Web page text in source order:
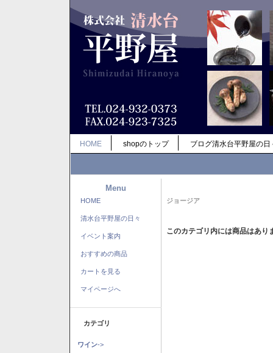
HOME shopのトップ ブログ清水台平野屋の日
Menu
HOME
清水台平野屋の日々
イベント案内
おすすめの商品
カートを見る
マイページへ
カテゴリ
ワイン->
ジョージア
このカテゴリ内には商品はあり